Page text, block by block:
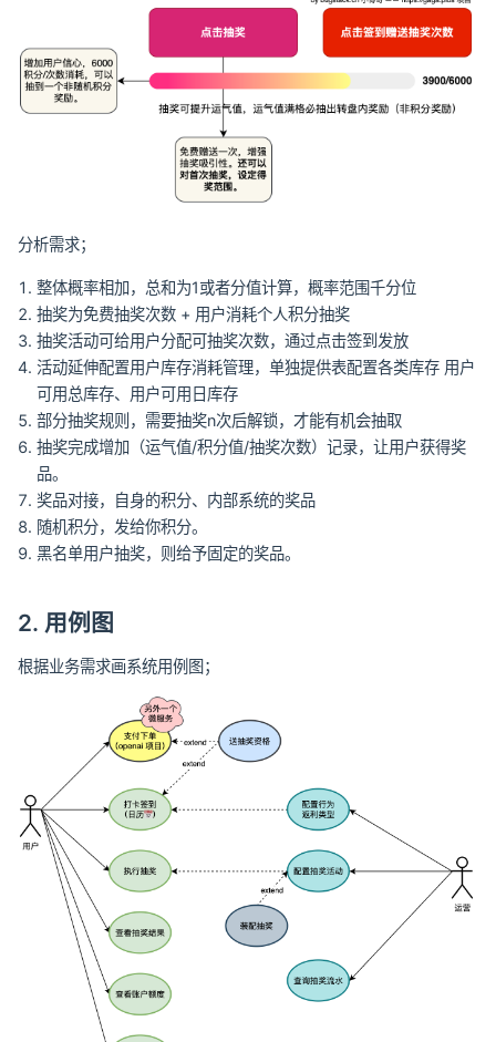
分析需求；
整体概率相加，总和为1或者分值计算，概率范围千分位
抽奖为免费抽奖次数 + 用户消耗个人积分抽奖
抽奖活动可给用户分配可抽奖次数，通过点击签到发放
活动延伸配置用户库存消耗管理，单独提供表配置各类库存 用户
可用总库存、用户可用日库存
部分抽奖规则，需要抽奖n次后解锁，才能有机会抽取
抽奖完成增加（运气值/积分值/抽奖次数）记录，让用户获得奖
品。
奖品对接，自身的积分、内部系统的奖品
随机积分，发给你积分。
黑名单用户抽奖，则给予固定的奖品。
2. 用例图
根据业务需求画系统用例图；